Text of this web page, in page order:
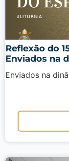
Reflexão do
Enviados na
Enviados na